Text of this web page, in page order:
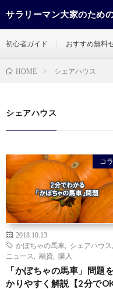
サラリーマン大家のため
初心者ガイド おすすめ無料
HOME シェアハウス
シェアハウス
コ
2018.10.13
かぼちゃの馬車
シェアハウス
ニュース
融資 購入
「かぼちゃの馬車」問題
かりやすく解説【2分でOK